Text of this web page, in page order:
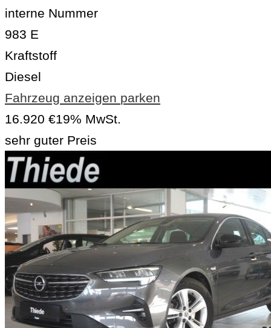
interne Nummer
983 E
Kraftstoff
Diesel
Fahrzeug anzeigen parken
16.920 €19% MwSt.
sehr guter Preis